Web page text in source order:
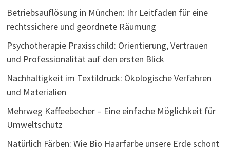
Betriebsauflösung in München: Ihr Leitfaden für eine
rechtssichere und geordnete Räumung
Psychotherapie Praxisschild: Orientierung, Vertrauen
und Professionalität auf den ersten Blick
Nachhaltigkeit im Textildruck: Ökologische Verfahren
und Materialien
Mehrweg Kaffeebecher – Eine einfache Möglichkeit für
Umweltschutz
Natürlich Färben: Wie Bio Haarfarbe unsere Erde schont